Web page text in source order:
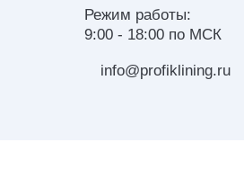
Режим работы:
9:00 - 18:00 по МСК
info@profiklining.ru